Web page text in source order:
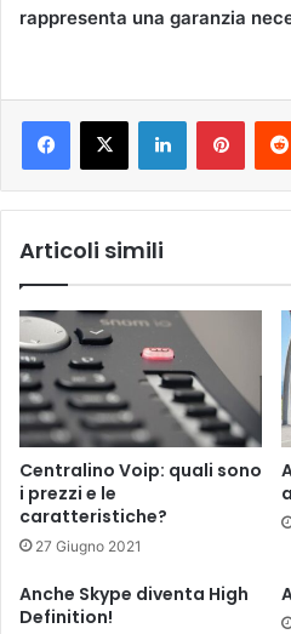
rappresenta una garanzia
LinkedIn
Articoli simili
Centralino Voip: quali sono
i prezzi e le
caratteristiche?
27 Giugno 2021
Anche Skype diventa High
Definition!